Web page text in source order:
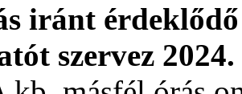
iránt
szervez